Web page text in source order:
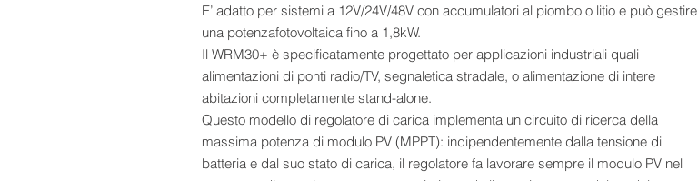
E’ adatto per sistemi a 12V/24V/48V con accumulatori al piombo o litio e può gestire
una potenzafotovoltaica fino a 1,8kW.
Il WRM30+ è specificatamente progettato per applicazioni industriali quali
alimentazioni di ponti radio/TV, segnaletica stradale, o alimentazione di intere
abitazioni completamente stand-alone.
Questo modello di regolatore di carica implementa un circuito di ricerca della
massima potenza di modulo PV (MPPT): indipendentemente dalla tensione di
batteria e dal suo stato di carica, il regolatore fa lavorare sempre il modulo PV nel